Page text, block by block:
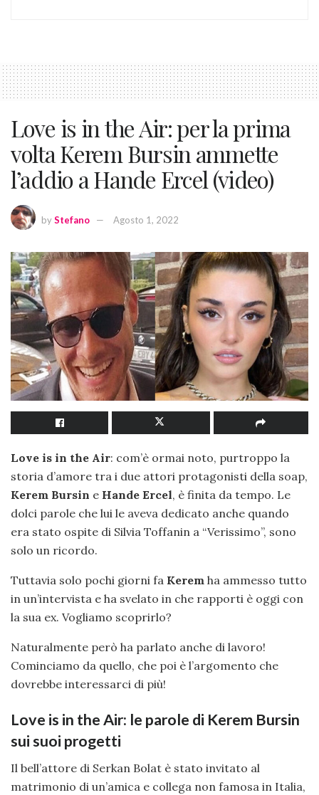
Love is in the Air: per la prima
volta Kerem Bursin ammette
l’addio a Hande Ercel (video)
byStefano Agosto 1, 2022
Love is in the Air: com’è ormai noto, purtroppo la
storia d’amore tra i due attori protagonisti della soap,
Kerem Bursin e Hande Ercel, è finita da tempo. Le
dolci parole che lui le aveva dedicato anche quando
era stato ospite di Silvia Toffanin a “Verissimo”, sono
solo un ricordo.
Tuttavia solo pochi giorni fa Kerem ha ammesso tutto
in un’intervista e ha svelato in che rapporti è oggi con
la sua ex. Vogliamo scoprirlo?
Naturalmente però ha parlato anche di lavoro!
Cominciamo da quello, che poi è l’argomento che
dovrebbe interessarci di più!
Love is in the Air: le parole di Kerem Bursin
sui suoi progetti
Il bell’attore di Serkan Bolat è stato invitato al
matrimonio di un’amica e collega non famosa in Italia,